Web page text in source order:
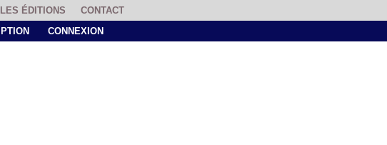
LES ÉDITIONS
CONTACT
CONNEXION